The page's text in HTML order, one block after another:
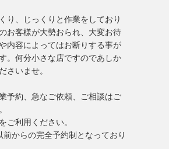
り、じっくりと作業をしており
お客様が大勢おられ、大変お待
内容によってはお断りする事が
。何分小さな店ですのであしか
さいませ。
予約、急なご依頼、ご相談はご
をご利用ください。
前からの完全予約制となっており